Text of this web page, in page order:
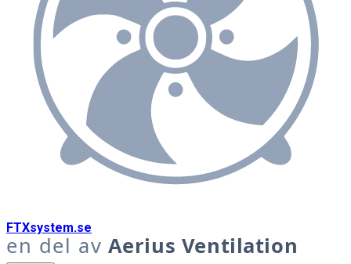
FTXsystem.se
en del av Aerius Ventilation